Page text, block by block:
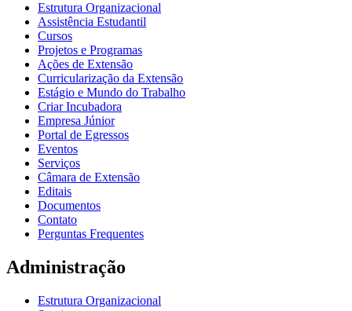
Estrutura Organizacional
Assistência Estudantil
Cursos
Projetos e Programas
Ações de Extensão
Curricularização da Extensão
Estágio e Mundo do Trabalho
Criar Incubadora
Empresa Júnior
Portal de Egressos
Eventos
Serviços
Câmara de Extensão
Editais
Documentos
Contato
Perguntas Frequentes
Administração
Estrutura Organizacional